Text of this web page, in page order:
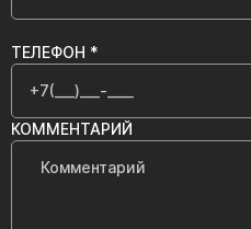
ТЕЛЕФОН *
КОММЕНТАРИЙ